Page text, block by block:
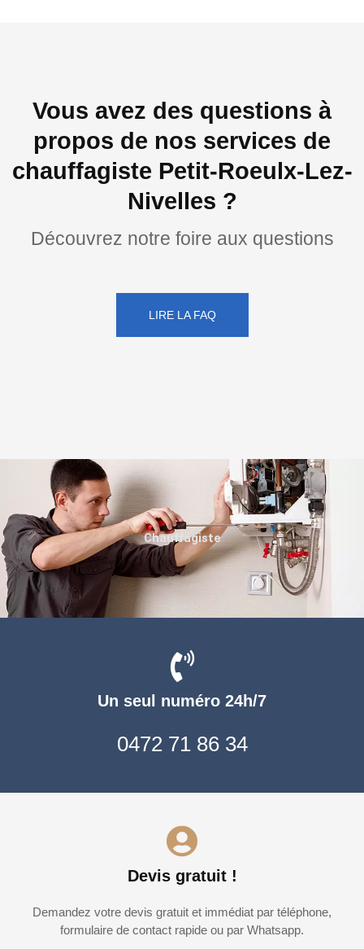
Vous avez des questions à
propos de nos services de
chauffagiste Petit-Roeulx-Lez-
Nivelles ?
Découvrez notre foire aux questions
LIRE LA FAQ
Un seul numéro 24h/7
0472 71 86 34
Devis gratuit !
Demandez votre devis gratuit et immédiat par téléphone,
formulaire de contact rapide ou par Whatsapp.
Chauffagiste